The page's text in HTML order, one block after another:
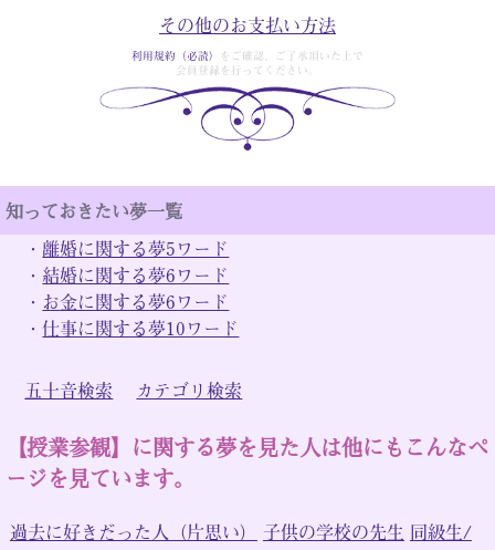
その他のお支払い方法
利用規約（必読）
をご確認、ご了承頂いた上で
会員登録を行ってください。
知っておきたい夢一覧
・ 離婚に関する夢5ワード
・ 結婚に関する夢6ワード
・ お金に関する夢6ワード
・仕事に関する夢10ワード
五十音検索 カテゴリ検索
【授業参観】に関する夢を見た人は他にもこんなペ
ージを見ています。
過去に好きだった人（片思い） 子供の学校の先生 同級生/